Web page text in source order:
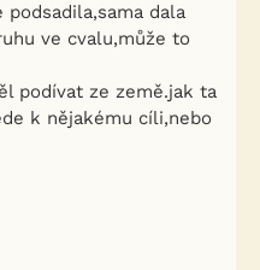
dala
ve cvalu,může to
podívat ze země.jak ta
k nějakému cíli,nebo